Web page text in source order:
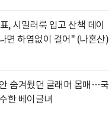
, 시밀러룩 입고 산책 데이
면 하염없이 걸어" (나혼산)
숨겨뒀던 글래머 몸매…국
한 베이글녀